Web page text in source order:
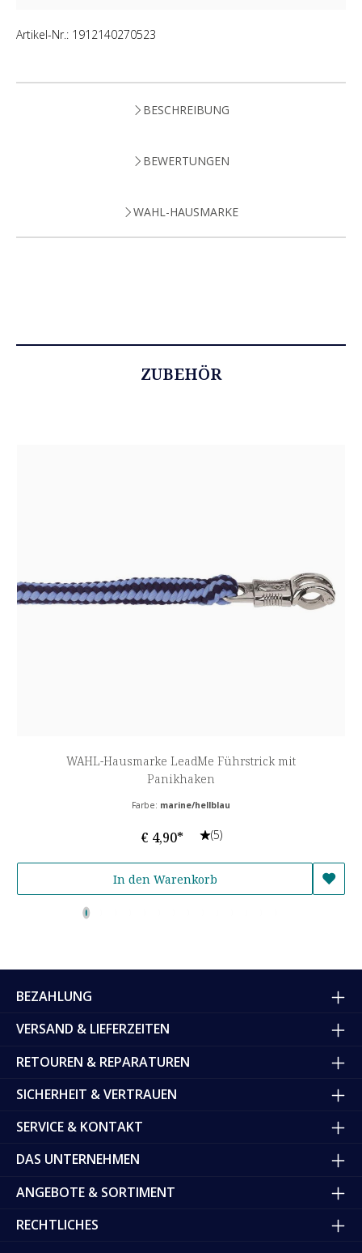
Artikel-Nr.: 1912140270523
BESCHREIBUNG
BEWERTUNGEN
WAHL-HAUSMARKE
ZUBEHÖR
WAHL-Hausmarke LeadMe Führstrick mit
Panikhaken
Farbe: marine/hellblau
€ 4,90* (5)
In den Warenkorb
BEZAHLUNG
VERSAND & LIEFERZEITEN
RETOUREN & REPARATUREN
SICHERHEIT & VERTRAUEN
SERVICE & KONTAKT
DAS UNTERNEHMEN
ANGEBOTE & SORTIMENT
RECHTLICHES